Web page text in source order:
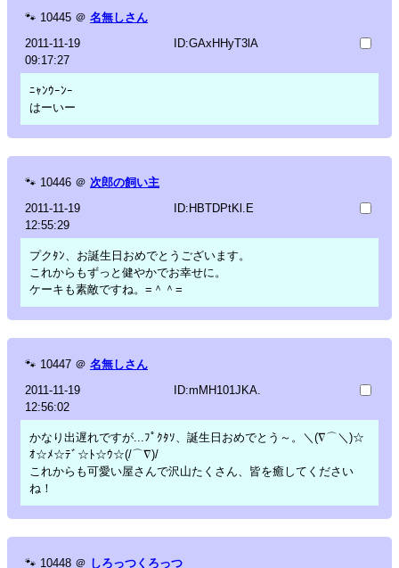
🐾 10445 ＠ 名無しさん
2011-11-19
09:17:27
ID:GAxHHyT3lA
ﾆｬﾝｳｰﾝｰ
はーいー
🐾 10446 ＠ 次郎の飼い主
2011-11-19
12:55:29
ID:HBTDPtKl.E
プクﾀﾝ、お誕生日おめでとうございます。
これからもずっと健やかでお幸せに。
ケーキも素敵ですね。=＾＾=
🐾 10447 ＠ 名無しさん
2011-11-19
12:56:02
ID:mMH101JKA.
かなり出遅れですが...ﾌﾟｸﾀｿ、誕生日おめでとう～。＼(∇⌒＼)☆
ｵ☆ﾒ☆ﾃﾞ☆ﾄ☆ｳ☆(/⌒∇)/
これからも可愛い屋さんで沢山たくさん、皆を癒してください
ね！
🐾 10448 ＠ しろっつくろっつ